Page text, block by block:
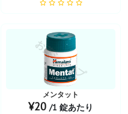
お薬ショップ
メンタット
¥20 /1 錠あたり